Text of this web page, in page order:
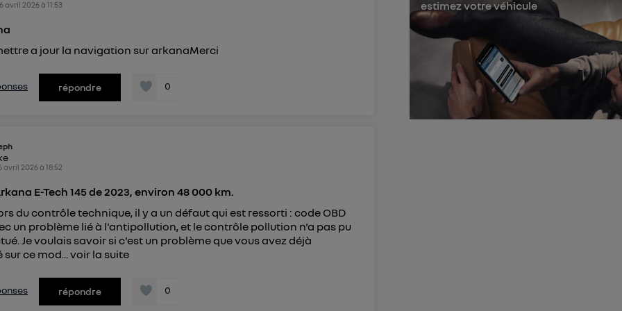
avril 2026à11:53
a jour la navigation sur arkanaMerci
répondre 0
avril 2026à18:52
E-Tech 145 de 2023, environ 48 000 km.
du contrôle technique, il y a un défaut qui est ressorti : code OBD
un problème lié à l'antipollution, et le contrôle pollution n'a pas pu
Je voulais savoir si c'est un problème que vous avez déjà
sur ce mod...voir la suite
répondre 0
estimez votre véhicule
connexion foyer(ex : Wi-Fi), la personnalisation sera basée sur la navigation des membres du foyer
connexion mobile
à tout moment retirer ce consentement sur
") ou via la page « gérer Utiq » en bas de ce site. Pour plus
veuillez consulter
la Politique d'information sur les données